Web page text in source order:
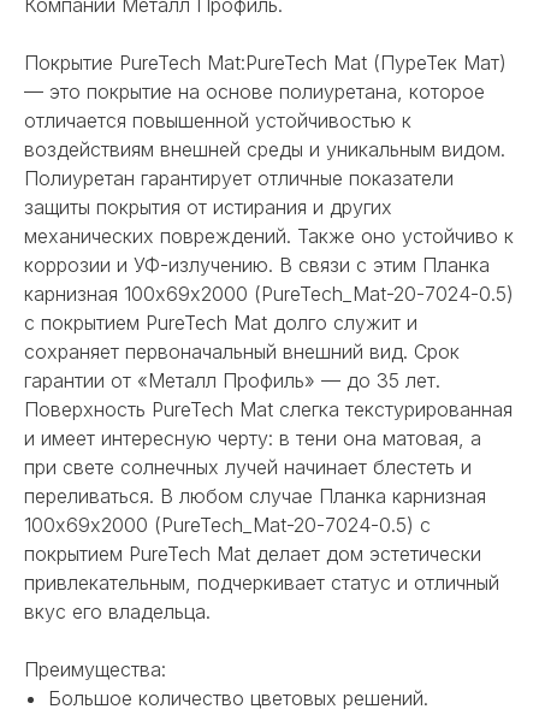
Покрытие PureTech Mat:PureTech Mat (ПуреТек Мат)
— это покрытие на основе полиуретана, которое
отличается повышенной устойчивостью к
воздействиям внешней среды и уникальным видом.
Полиуретан гарантирует отличные показатели
защиты покрытия от истирания и других
механических повреждений. Также оно устойчиво к
коррозии и УФ-излучению. В связи с этим Планка
карнизная 100х69х2000 (PureTech_Mat-20-7024-0.5)
с покрытием PureTech Mat долго служит и
сохраняет первоначальный внешний вид. Срок
гарантии от «Металл Профиль» — до 35 лет.
Поверхность PureTech Mat слегка текстурированная
и имеет интересную черту: в тени она матовая, а
при свете солнечных лучей начинает блестеть и
переливаться. В любом случае Планка карнизная
100х69х2000 (PureTech_Mat-20-7024-0.5) с
покрытием PureTech Mat делает дом эстетически
привлекательным, подчеркивает статус и отличный
вкус его владельца.
Преимущества:
Большое количество цветовых решений.